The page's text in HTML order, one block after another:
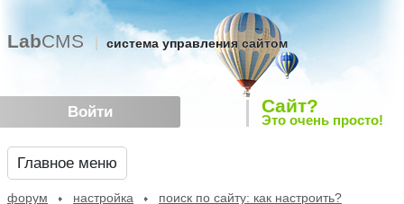
Войти
LabCMS система управления сайтом
Сайт?
Это очень просто!
Главное меню
форум настройка поиск по сайту: как настроить?